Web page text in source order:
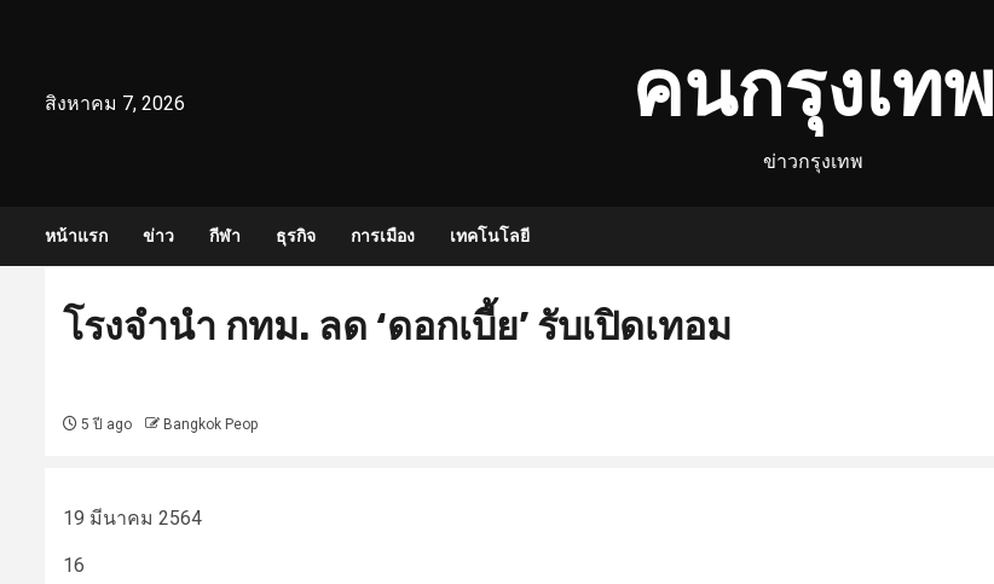
สิงหาคม 7, 2026
คนกรุงเทพ
ข่าวกรุงเทพ
หน้าแรก ข่าว กีฬา ธุรกิจ การเมือง เทคโนโลยี
โรงจำนำ กทม. ลด ‘ดอกเบี้ย’ รับเปิดเทอม
5 ปี ago Bangkok Peop
19 มีนาคม 2564
16